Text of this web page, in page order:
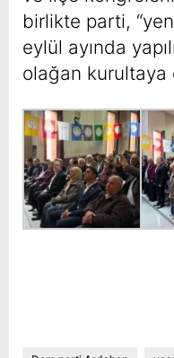
birlikte parti,
eylül ayında
olağan kurultaya